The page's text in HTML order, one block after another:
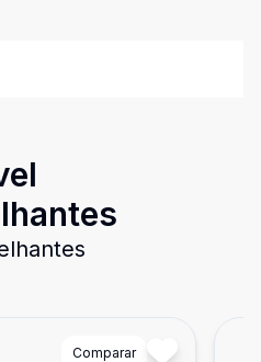
Comparar